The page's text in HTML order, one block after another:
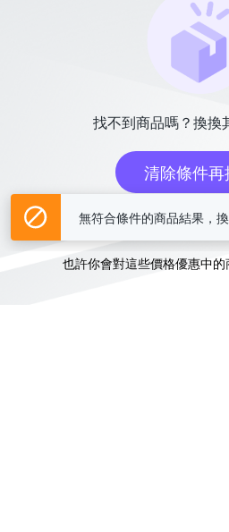
找不到商品嗎？換換
清除條件
或
也許你會對這些價格優惠中的
無符合條件的商品結果，